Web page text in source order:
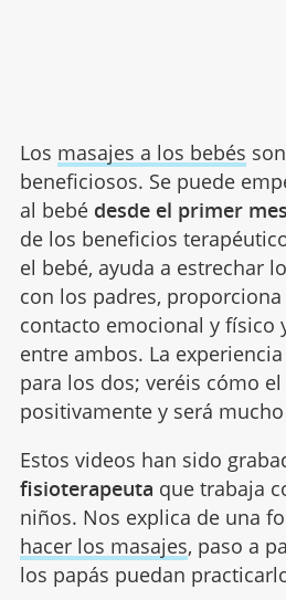
Los masajes a los bebés
beneficiosos. Se puede
al bebé desde el primer
de los beneficios
el bebé, ayuda a estrechar
con los padres,
contacto emocional y físico
entre ambos. La
para los dos; veréis cómo
positivamente y será
Estos videos han sido
fisioterapeuta que trabaja
niños. Nos explica de una
hacer los masajes, paso a
los papás puedan